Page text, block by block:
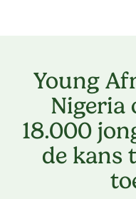
Young
Nigeria
18.000
de kans